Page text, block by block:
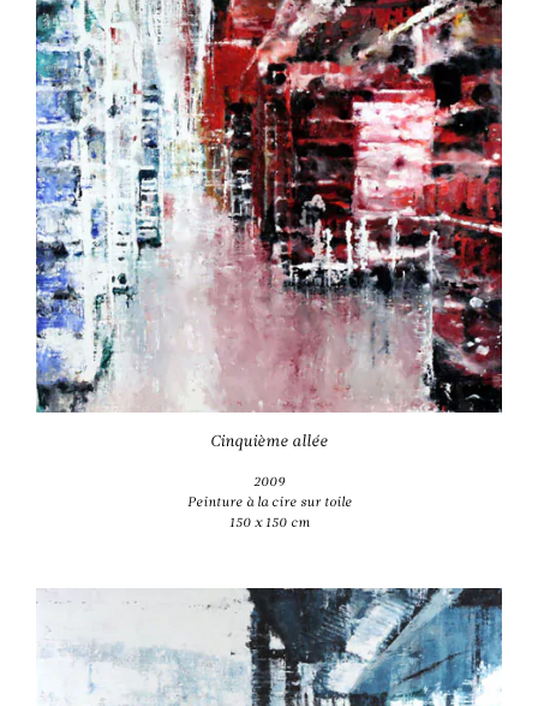
Cinquième allée
2009
Peinture à la cire sur toile
150 x 150 cm